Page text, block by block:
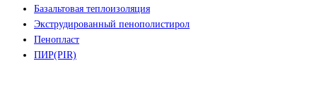
Базальтовая теплоизоляция
Экструдированный пенополистирол
Пенопласт
ПИР(PIR)